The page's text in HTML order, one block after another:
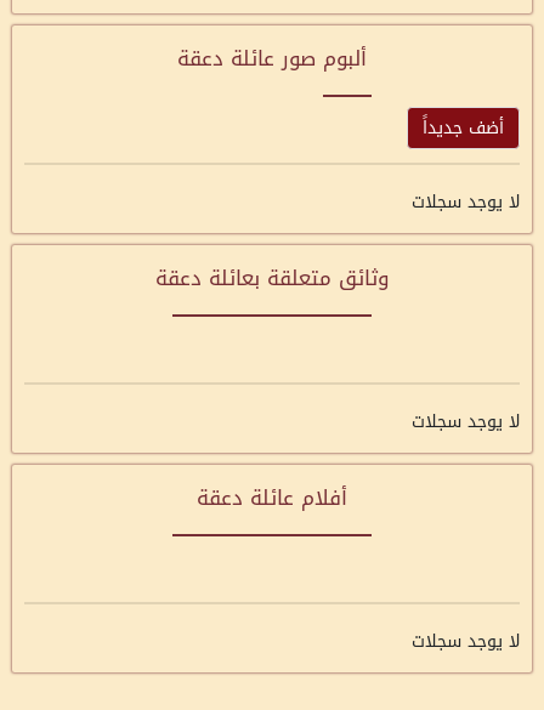
ألبوم صور عائلة دعقة
أضف جديداً
لا يوجد سجلات
وثائق متعلقة بعائلة دعقة
لا يوجد سجلات
أفلام عائلة دعقة
لا يوجد سجلات